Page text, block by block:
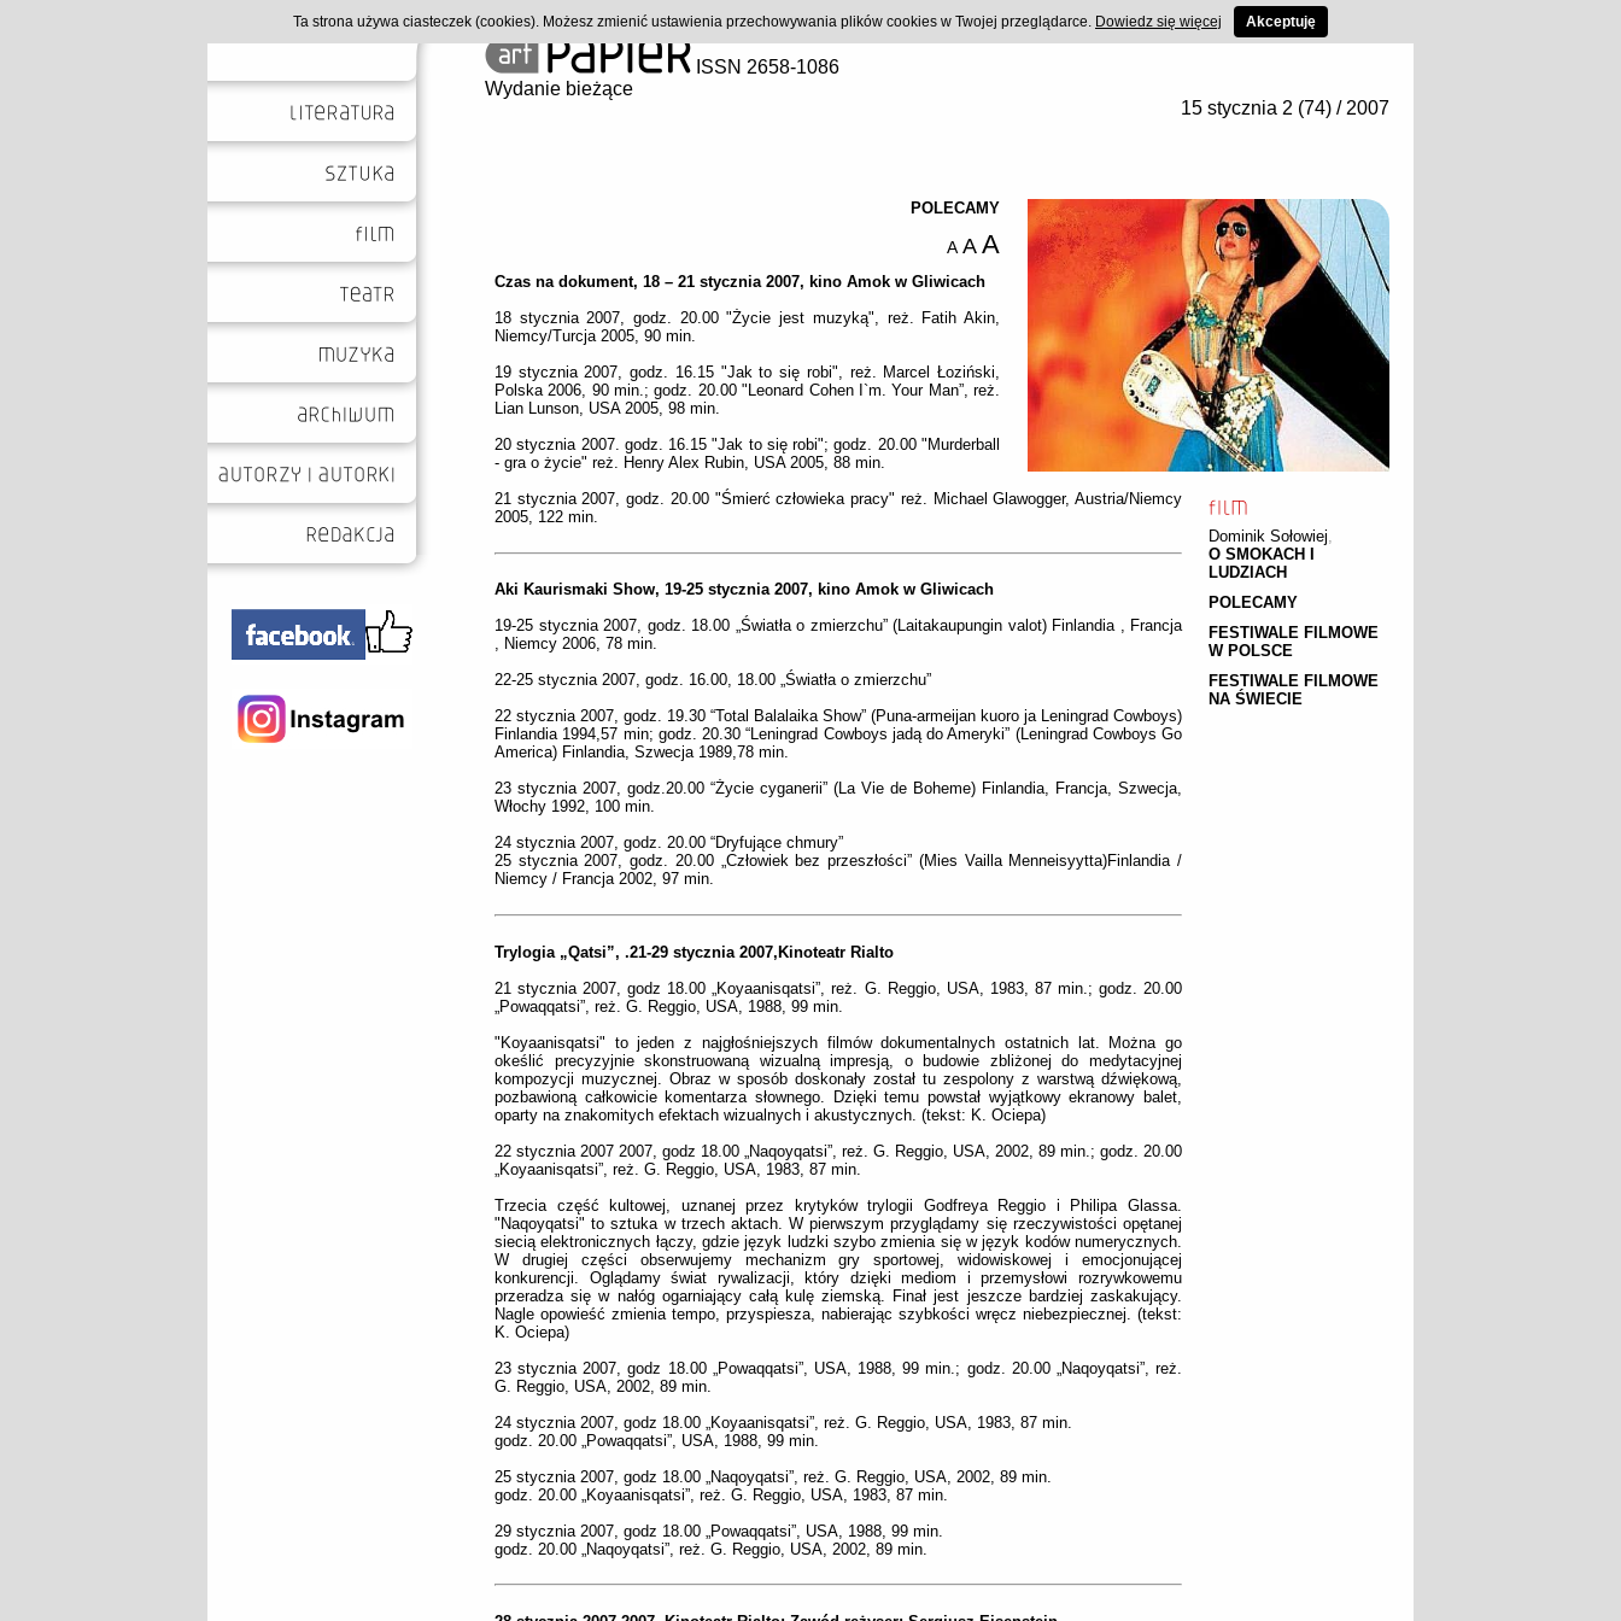
ISSN 2658-1086
Wydanie bieżące
15 stycznia 2 (74) / 2007
Dominik Sołowiej,
O SMOKACH I
LUDZIACH
POLECAMY
FESTIWALE FILMOWE
W POLSCE
FESTIWALE FILMOWE
NA ŚWIECIE
POLECAMY
A A A
Czas na dokument, 18 – 21 stycznia 2007, kino Amok w Gliwicach
18 stycznia 2007, godz. 20.00 "Życie jest muzyką", reż. Fatih Akin,
Niemcy/Turcja 2005, 90 min.
19 stycznia 2007, godz. 16.15 "Jak to się robi", reż. Marcel Łoziński,
Polska 2006, 90 min.; godz. 20.00 "Leonard Cohen I`m. Your Man”, reż.
Lian Lunson, USA 2005, 98 min.
20 stycznia 2007. godz. 16.15 "Jak to się robi"; godz. 20.00 "Murderball
- gra o życie" reż. Henry Alex Rubin, USA 2005, 88 min.
21 stycznia 2007, godz. 20.00 "Śmierć człowieka pracy" reż. Michael Glawogger, Austria/Niemcy
2005, 122 min.
Aki Kaurismaki Show, 19-25 stycznia 2007, kino Amok w Gliwicach
19-25 stycznia 2007, godz. 18.00 „Światła o zmierzchu” (Laitakaupungin valot) Finlandia , Francja
, Niemcy 2006, 78 min.
22-25 stycznia 2007, godz. 16.00, 18.00 „Światła o zmierzchu”
22 stycznia 2007, godz. 19.30 “Total Balalaika Show” (Puna-armeijan kuoro ja Leningrad Cowboys)
Finlandia 1994,57 min; godz. 20.30 “Leningrad Cowboys jadą do Ameryki” (Leningrad Cowboys Go
America) Finlandia, Szwecja 1989,78 min.
23 stycznia 2007, godz.20.00 “Życie cyganerii” (La Vie de Boheme) Finlandia, Francja, Szwecja,
Włochy 1992, 100 min.
24 stycznia 2007, godz. 20.00 “Dryfujące chmury”
25 stycznia 2007, godz. 20.00 „Człowiek bez przeszłości” (Mies Vailla Menneisyytta)Finlandia /
Niemcy / Francja 2002, 97 min.
Trylogia „Qatsi”, .21-29 stycznia 2007,Kinoteatr Rialto
21 stycznia 2007, godz 18.00 „Koyaanisqatsi”, reż. G. Reggio, USA, 1983, 87 min.; godz. 20.00
„Powaqqatsi”, reż. G. Reggio, USA, 1988, 99 min.
"Koyaanisqatsi" to jeden z najgłośniejszych filmów dokumentalnych ostatnich lat. Można go
okeślić precyzyjnie skonstruowaną wizualną impresją, o budowie zbliżonej do medytacyjnej
kompozycji muzycznej. Obraz w sposób doskonały został tu zespolony z warstwą dźwiękową,
pozbawioną całkowicie komentarza słownego. Dzięki temu powstał wyjątkowy ekranowy balet,
oparty na znakomitych efektach wizualnych i akustycznych. (tekst: K. Ociepa)
22 stycznia 2007 2007, godz 18.00 „Naqoyqatsi”, reż. G. Reggio, USA, 2002, 89 min.; godz. 20.00
„Koyaanisqatsi”, reż. G. Reggio, USA, 1983, 87 min.
Trzecia część kultowej, uznanej przez krytyków trylogii Godfreya Reggio i Philipa Glassa.
"Naqoyqatsi" to sztuka w trzech aktach. W pierwszym przyglądamy się rzeczywistości opętanej
siecią elektronicznych łączy, gdzie język ludzki szybo zmienia się w język kodów numerycznych.
W drugiej części obserwujemy mechanizm gry sportowej, widowiskowej i emocjonującej
konkurencji. Oglądamy świat rywalizacji, który dzięki mediom i przemysłowi rozrywkowemu
przeradza się w nałóg ogarniający całą kulę ziemską. Finał jest jeszcze bardziej zaskakujący.
Nagle opowieść zmienia tempo, przyspiesza, nabierając szybkości wręcz niebezpiecznej. (tekst:
K. Ociepa)
23 stycznia 2007, godz 18.00 „Powaqqatsi”, USA, 1988, 99 min.; godz. 20.00 „Naqoyqatsi”, reż.
G. Reggio, USA, 2002, 89 min.
24 stycznia 2007, godz 18.00 „Koyaanisqatsi”, reż. G. Reggio, USA, 1983, 87 min.
godz. 20.00 „Powaqqatsi”, USA, 1988, 99 min.
25 stycznia 2007, godz 18.00 „Naqoyqatsi”, reż. G. Reggio, USA, 2002, 89 min.
godz. 20.00 „Koyaanisqatsi”, reż. G. Reggio, USA, 1983, 87 min.
29 stycznia 2007, godz 18.00 „Powaqqatsi”, USA, 1988, 99 min.
godz. 20.00 „Naqoyqatsi”, reż. G. Reggio, USA, 2002, 89 min.
Ta strona używa ciasteczek (cookies). Możesz zmienić ustawienia przechowywania plików cookies w Twojej przeglądarce. Dowiedz się więcej Akceptuję